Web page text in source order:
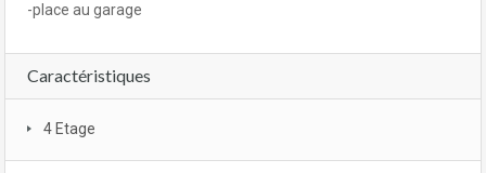
-place au garage
Caractéristiques
4 Etage